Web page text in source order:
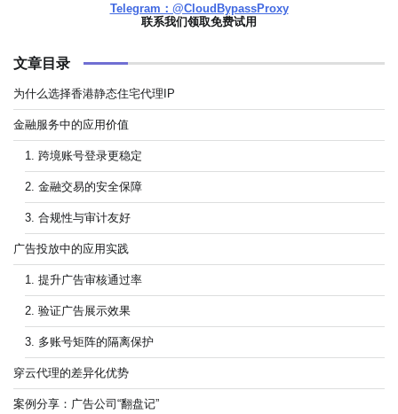
Telegram：@CloudBypassProxy
联系我们领取免费试用
文章目录
为什么选择香港静态住宅代理IP
金融服务中的应用价值
1. 跨境账号登录更稳定
2. 金融交易的安全保障
3. 合规性与审计友好
广告投放中的应用实践
1. 提升广告审核通过率
2. 验证广告展示效果
3. 多账号矩阵的隔离保护
穿云代理的差异化优势
案例分享：广告公司“翻盘记”